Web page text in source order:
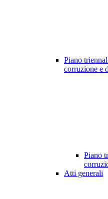
Piano
corruzione e
Piano
Atti generali